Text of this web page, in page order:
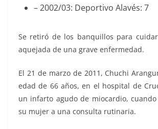
– 2002/03: Deportivo Alavés: 7
Se retiró de los banquillos para
aquejada de una grave enfermedad.
El 21 de marzo de 2011, Chuchi
edad de 66 años, en el hospital de
un infarto agudo de miocardio, cuando
su mujer a una consulta rutinaria.